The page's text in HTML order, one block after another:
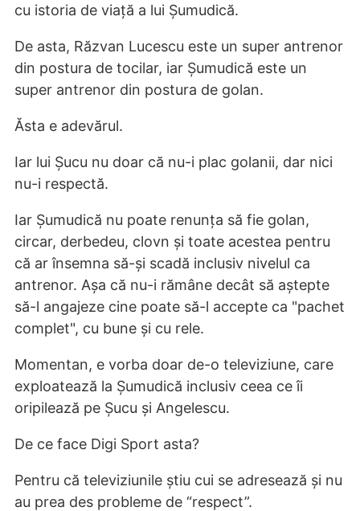
cu istoria de viață a lui Șumudică.
De asta, Răzvan Lucescu este un super antrenor
din postura de tocilar, iar Șumudică este un
super antrenor din postura de golan.
Ăsta e adevărul.
Iar lui Șucu nu doar că nu-i plac golanii, dar nici
nu-i respectă.
Iar Șumudică nu poate renunța să fie golan,
circar, derbedeu, clovn și toate acestea pentru
că ar însemna să-și scadă inclusiv nivelul ca
antrenor. Așa că nu-i rămâne decât să aștepte
să-l angajeze cine poate să-l accepte ca "pachet
complet", cu bune și cu rele.
Momentan, e vorba doar de-o televiziune, care
exploatează la Șumudică inclusiv ceea ce îi
oripilează pe Șucu și Angelescu.
De ce face Digi Sport asta?
Pentru că televiziunile știu cui se adresează și nu
au prea des probleme de “respect”.